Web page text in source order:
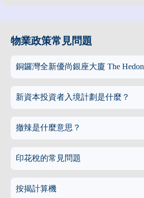
物業政策常見問題
銅鑼灣全新優尚銀座大廈 The Hedon
新資本投資者入境計劃是什麼？
撤辣是什麼意思？
印花稅的常見問題
按揭計算機